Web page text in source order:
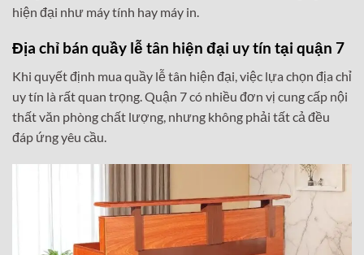
hiện đại như máy tính hay máy in.
Địa chỉ bán quầy lễ tân hiện đại uy tín tại quận 7
Khi quyết định mua quầy lễ tân hiện đại, việc lựa chọn địa chỉ
uy tín là rất quan trọng. Quận 7 có nhiều đơn vị cung cấp nội
thất văn phòng chất lượng, nhưng không phải tất cả đều
đáp ứng yêu cầu.